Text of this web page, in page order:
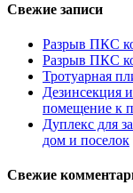
Свежие записи
Разрыв ПКС
Разрыв ПКС
Тротуарная
Дезинсекция
помещение к
Дуплекс для
дом и поселок
Свежие